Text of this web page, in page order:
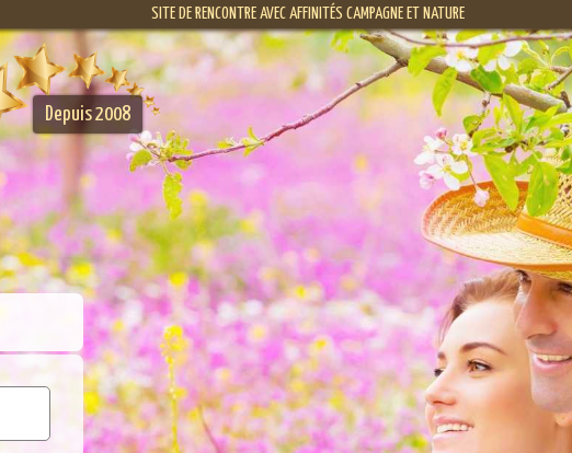
SITE DE RENCONTRE AVEC AFFINITÉS CAMPAGNE ET NATURE
Depuis 2008